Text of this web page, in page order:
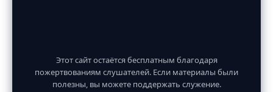
Этот сайт остаётся бесплатным благодаря
пожертвованиям слушателей. Если материалы были
полезны, вы можете поддержать служение.